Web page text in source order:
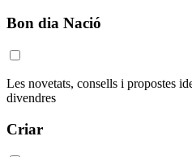
Bon dia Nació
Les novetats, consells i propostes
divendres
Criar